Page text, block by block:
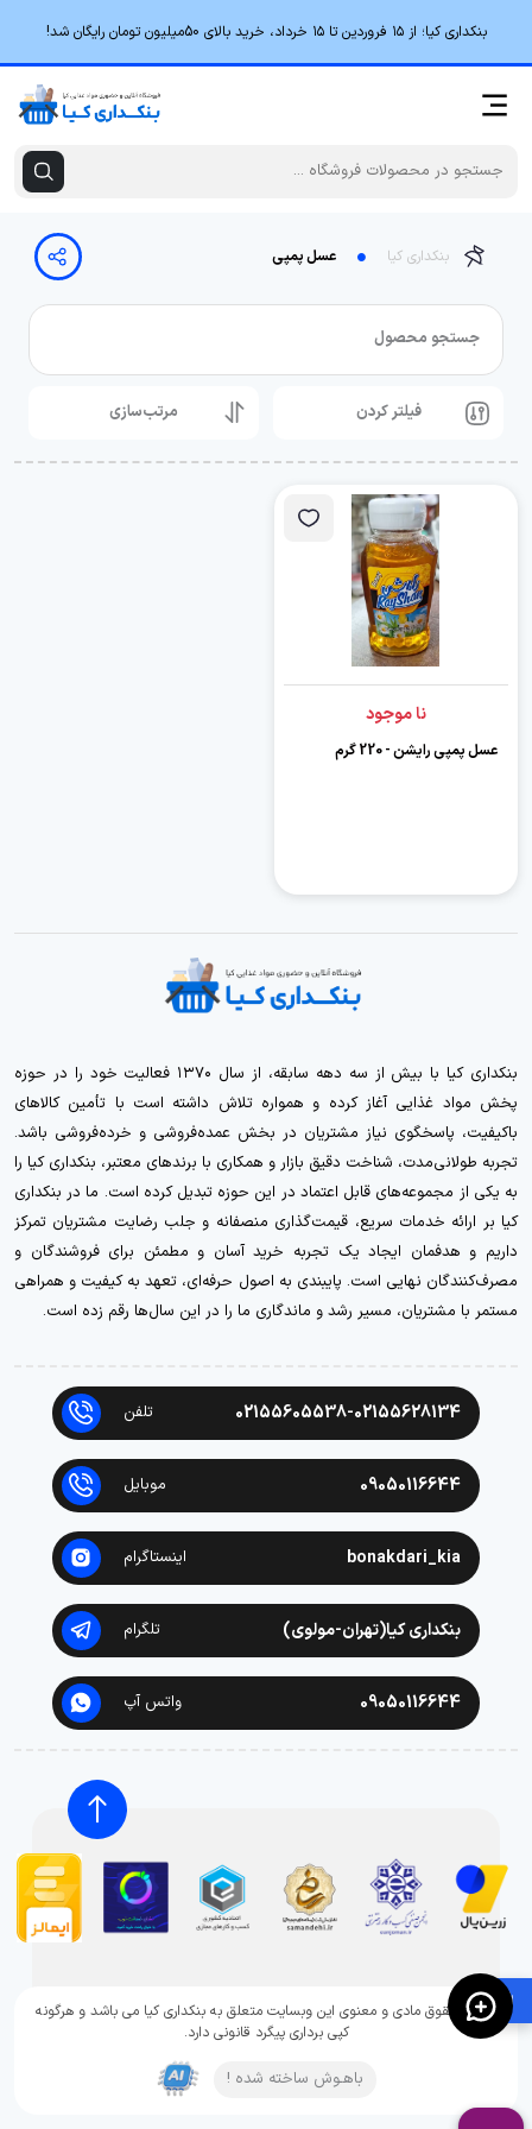
🛍️
بنکداری کیا؛ از ۱۵ فروردین تا ۱۵ خرداد، خرید بالای 50میلیون تومان رایگان شد!
بنکداری کیا عسل پمپی
جستجو محصول
فیلتر کردن مرتب‌سازی
نا موجود
عسل پمپی رایشن - 220 گرم
بنکداری کیا با بیش از سه دهه سابقه، از سال ۱۳۷۰ فعالیت خود را در حوزه
پخش مواد غذایی آغاز کرده و همواره تلاش داشته است با تأمین کالاهای
باکیفیت، پاسخگوی نیاز مشتریان در بخش عمده‌فروشی و خرده‌فروشی باشد.
تجربه طولانی‌مدت، شناخت دقیق بازار و همکاری با برندهای معتبر، بنکداری کیا را
به یکی از مجموعه‌های قابل اعتماد در این حوزه تبدیل کرده است. ما در بنکداری
کیا بر ارائه خدمات سریع، قیمت‌گذاری منصفانه و جلب رضایت مشتریان تمرکز
داریم و هدفمان ایجاد یک تجربه خرید آسان و مطمئن برای فروشندگان و
مصرف‌کنندگان نهایی است. پایبندی به اصول حرفه‌ای، تعهد به کیفیت و همراهی
مستمر با مشتریان، مسیر رشد و ماندگاری ما را در این سال‌ها رقم زده است.
02155605538-02155628134 تلفن
09050116644 موبایل
bonakdari_kia اینستاگرام
بنکداری کیا(تهران-مولوی) تلگرام
09050116644 واتس آپ
تمامی حقوق مادی و معنوی این وبسایت متعلق به بنکداری کیا می باشد و هرگونه
کپی برداری پیگرد قانونی دارد.
باهـوش ساخته شده !